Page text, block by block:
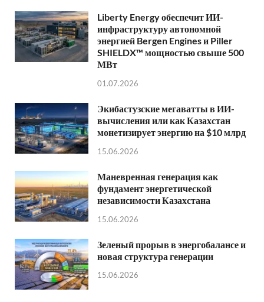
Liberty Energy обеспечит ИИ-
инфраструктуру автономной
энергией Bergen Engines и Piller
SHIELDX™ мощностью свыше 500
МВт
01.07.2026
Экибастузские мегаватты в ИИ-
вычисления или как Казахстан
монетизирует энергию на $10 млрд
15.06.2026
Маневренная генерация как
фундамент энергетической
независимости Казахстана
15.06.2026
Зеленый прорыв в энергобалансе и
новая структура генерации
15.06.2026